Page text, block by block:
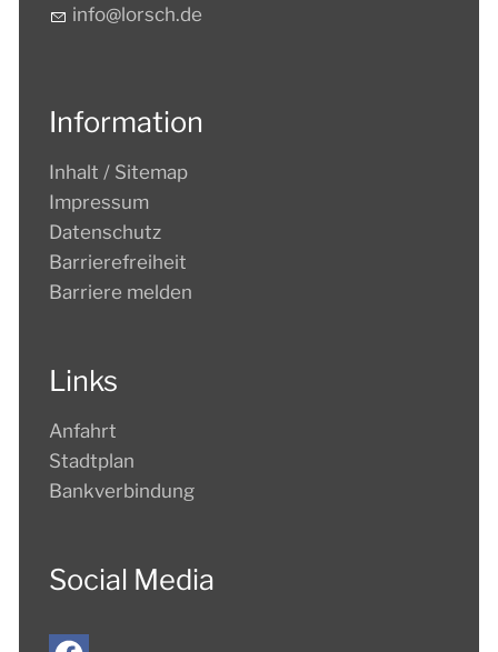
nf
l rsch d
Information
Inhalt / Sitemap
Impressum
Datenschutz
Barrierefreiheit
Barriere melden
Links
Anfahrt
Stadtplan
Bankverbindung
Social Media